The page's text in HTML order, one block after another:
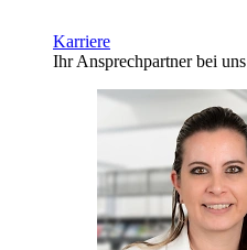
Karriere
Ihr Ansprechpartner bei uns